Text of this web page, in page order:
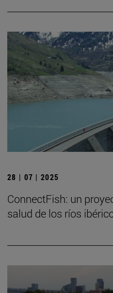
28 | 07 | 2025
ConnectFish: un
salud de los ríos